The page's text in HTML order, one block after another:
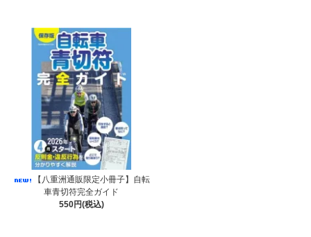
【八重洲通販限定小冊子】自転
車青切符完全ガイド
550円(税込)